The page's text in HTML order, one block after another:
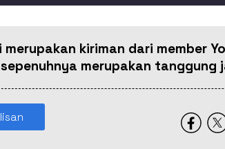
merupakan kiriman dari member
merupakan tanggung